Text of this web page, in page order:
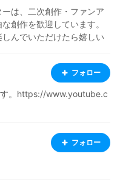
は、二次創作・ファンア
創作を歓迎しています。
んでいただけたら嬉しい
ィクション要素を含むオリ
社長と、その娘（リス・
による世界観で構成され
による創作であり、実在の
トとは関係ありません。
であることが分かる表記
乗る表現や、投資・勧誘・
ご遠慮ください。 世界観
フォロー
す。https://www.youtube.c
フォロー